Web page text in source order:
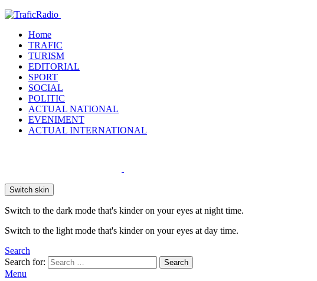
Home
TRAFIC
TURISM
EDITORIAL
SPORT
SOCIAL
POLITIC
ACTUAL NATIONAL
EVENIMENT
ACTUAL INTERNATIONAL
Switch skin
Switch to the dark mode that's kinder on your eyes at night time.
Switch to the light mode that's kinder on your eyes at day time.
Search
Search for:
Search
Menu